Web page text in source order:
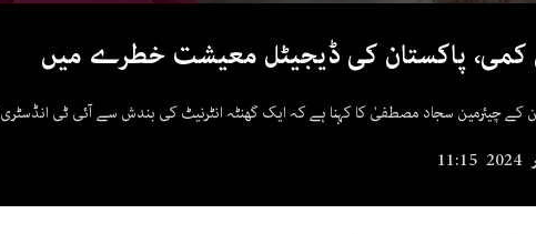
کمی، پاکستان کی ڈیجیٹل معیشت خطرے میں
کے چیئرمین سجاد مصطفیٰ کا کہنا ہے کہ ایک گھنٹہ انٹرنیٹ کی بندش سے آئی ٹی انڈسٹری